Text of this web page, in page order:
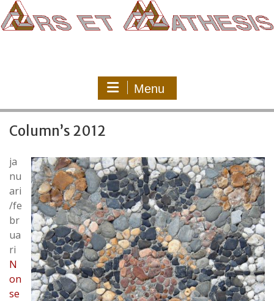
naar
de
Menu
Column’s 2012
ja
nu
ari
/fe
br
ua
ri
N
on
se